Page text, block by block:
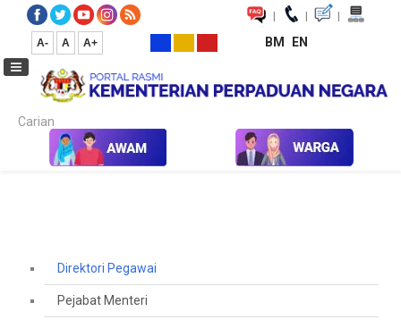
| | |
A- A A+ BM EN
Carian...
Laman Utama
Direktori Pegawai
Pejabat Menteri